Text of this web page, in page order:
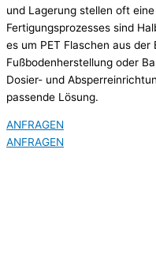
und Lagerung stellen oft
Fertigungsprozesses sind
es um PET Flaschen aus
Fußbodenherstellung oder
Dosier- und
passende Lösung.
ANFRAGEN
ANFRAGEN